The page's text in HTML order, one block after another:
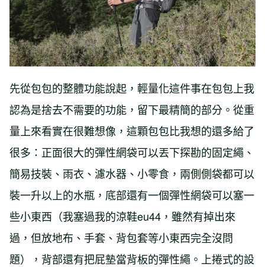
先從包包的整體功能說起，輕量化這件事在包包上我
認為是捨去不需要的功能，留下最精簡的部分。從重
量上來看實在很難想像，這顆包包比我想的還多給了
很多：正面很大的彈性網袋可以丟下探勘的固定繩、
簡易技裝、雨衣、濾水器、小零食，兩側側袋都可以
裝一升以上的水瓶，底部還有一個彈性網袋可以塞一
些小東西（我塞過我的涼鞋eu44，雖然有掉出來
過，但放地布、手套、背包套等小東西完全沒問
題），背部還有把屁墊當背板的彈性繩。上捲式的設